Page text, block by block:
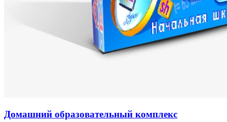
Домашний образовательный комплекс